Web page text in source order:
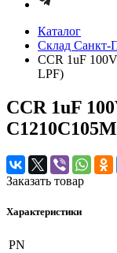
Каталог
Cклад Санкт-
CCR 1uF
LPF)
CCR 1uF
Заказать товар
Характеристики
PN